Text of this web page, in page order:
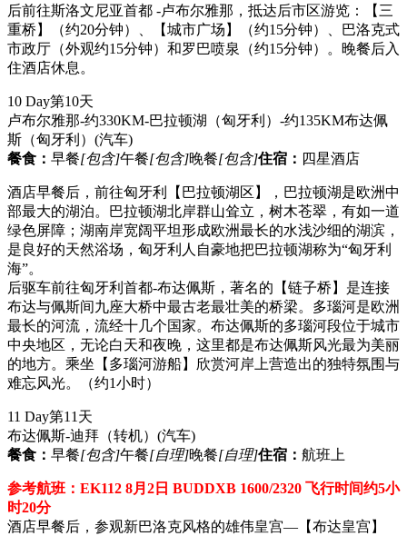
后前往斯洛文尼亚首都 -卢布尔雅那，抵达后市区游览：【三
重桥】（约20分钟）、【城市广场】（约15分钟）、巴洛克式
市政厅（外观约15分钟）和罗巴喷泉（约15分钟）。晚餐后入
住酒店休息。
10 Day第10天
卢布尔雅那-约330KM-巴拉顿湖（匈牙利）-约135KM布达佩
斯（匈牙利） (汽车)
餐食： 早餐[包含]午餐[包含]晚餐[包含]住宿： 四星酒店
酒店早餐后，前往匈牙利【巴拉顿湖区】，巴拉顿湖是欧洲中
部最大的湖泊。巴拉顿湖北岸群山耸立，树木苍翠，有如一道
绿色屏障；湖南岸宽阔平坦形成欧洲最长的水浅沙细的湖滨，
是良好的天然浴场，匈牙利人自豪地把巴拉顿湖称为“匈牙利
海”。
后驱车前往匈牙利首都-布达佩斯，著名的【链子桥】是连接
布达与佩斯间九座大桥中最古老最壮美的桥梁。多瑙河是欧洲
最长的河流，流经十几个国家。布达佩斯的多瑙河段位于城市
中央地区，无论白天和夜晚，这里都是布达佩斯风光最为美丽
的地方。乘坐【多瑙河游船】欣赏河岸上营造出的独特氛围与
难忘风光。（约1小时）
11 Day第11天
布达佩斯-迪拜（转机） (汽车)
餐食： 早餐[包含]午餐[自理]晚餐[自理]住宿： 航班上
参考航班：EK112 8月2日 BUDDXB 1600/2320 飞行时间约5小
时20分
酒店早餐后，参观新巴洛克风格的雄伟皇宫—【布达皇宫】